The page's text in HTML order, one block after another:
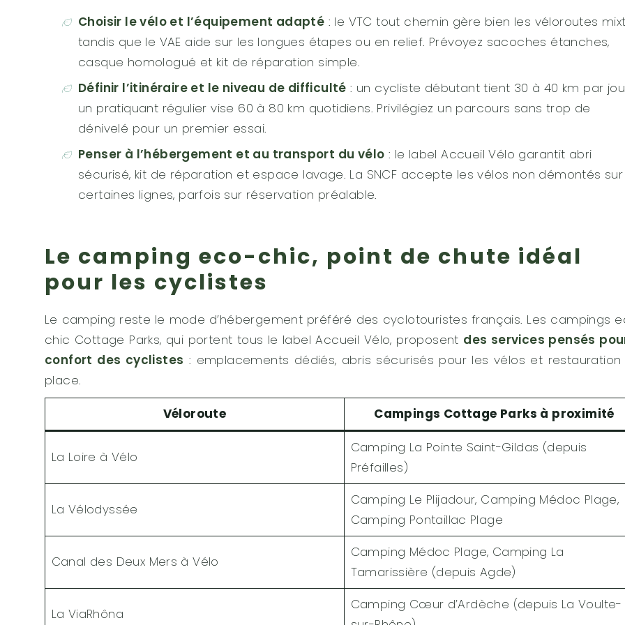
Choisir le vélo et l’équipement adapté : le VTC tout chemin gère bien les véloroutes
tandis que le VAE aide sur les longues étapes ou en relief. Prévoyez sacoches étanches,
casque homologué et kit de réparation simple.
Définir l’itinéraire et le niveau de difficulté : un cycliste débutant tient 30 à 40 km par
un pratiquant régulier vise 60 à 80 km quotidiens. Privilégiez un parcours sans trop de
dénivelé pour un premier essai.
Penser à l’hébergement et au transport du vélo : le label Accueil Vélo garantit abri
sécurisé, kit de réparation et espace lavage. La SNCF accepte les vélos non démontés sur
certaines lignes, parfois sur réservation préalable.
Le camping eco-chic, point de chute idéal
pour les cyclistes
Le camping reste le mode d’hébergement préféré des cyclotouristes français. Les campings
chic Cottage Parks, qui portent tous le label Accueil Vélo, proposent des services pensés
confort des cyclistes : emplacements dédiés, abris sécurisés pour les vélos et restauration
place.
Véloroute
Campings Cottage Parks à proximité
La Loire à Vélo
Camping La Pointe Saint-Gildas (depuis
Préfailles)
La Vélodyssée
Camping Le Plijadour, Camping Médoc Plage,
Camping Pontaillac Plage
Canal des Deux Mers à Vélo
Camping Médoc Plage, Camping La
Tamarissière (depuis Agde)
La ViaRhôna
Camping Cœur d’Ardèche (depuis La Voulte-